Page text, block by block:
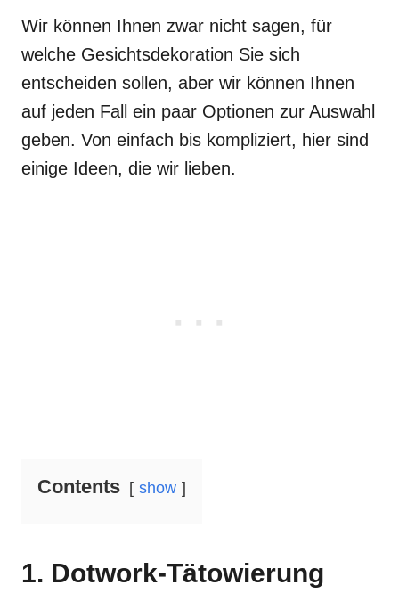
Wir können Ihnen zwar nicht sagen, für
welche Gesichtsdekoration Sie sich
entscheiden sollen, aber wir können Ihnen
auf jeden Fall ein paar Optionen zur Auswahl
geben. Von einfach bis kompliziert, hier sind
einige Ideen, die wir lieben.
Contents show
1. Dotwork-Tätowierung